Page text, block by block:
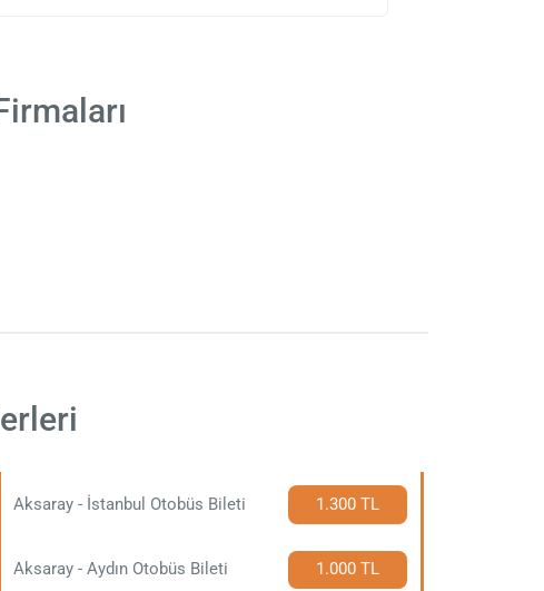
Aksaray - İstanbul Otobüs Bileti 1.300 TL
Aksaray - Aydın Otobüs Bileti 1.000 TL